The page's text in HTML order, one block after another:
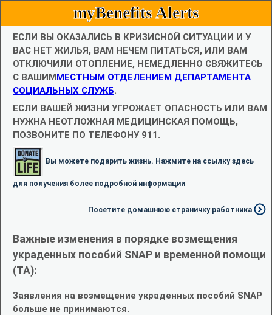
myBenefits Alerts
ЕСЛИ ВЫ ОКАЗАЛИСЬ В КРИЗИСНОЙ СИТУАЦИИ И У
ВАС НЕТ ЖИЛЬЯ, ВАМ НЕЧЕМ ПИТАТЬСЯ, ИЛИ ВАМ
ОТКЛЮЧИЛИ ОТОПЛЕНИЕ, НЕМЕДЛЕННО СВЯЖИТЕСЬ
С ВАШИММЕСТНЫМ ОТДЕЛЕНИЕМ ДЕПАРТАМЕНТА
СОЦИАЛЬНЫХ СЛУЖБ.
ЕСЛИ ВАШЕЙ ЖИЗНИ УГРОЖАЕТ ОПАСНОСТЬ ИЛИ ВАМ
НУЖНА НЕОТЛОЖНАЯ МЕДИЦИНСКАЯ ПОМОЩЬ,
ПОЗВОНИТЕ ПО ТЕЛЕФОНУ 911.
Вы можете подарить жизнь. Нажмите на ссылку здесь
для получения более подробной информации
Посетите домашнюю страничку работника
Важные изменения в порядке возмещения
украденных пособий SNAP и временной помощи
(TA):
Заявления на возмещение украденных пособий SNAP
больше не принимаются.